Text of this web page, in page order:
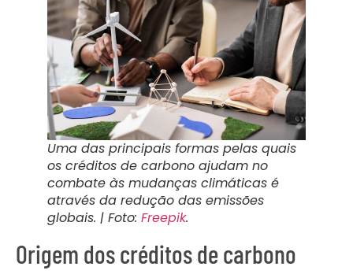
Uma das principais formas pelas quais
os créditos de carbono ajudam no
combate às mudanças climáticas é
através da redução das emissões
globais. | Foto: Freepik.
Origem dos créditos de carbono